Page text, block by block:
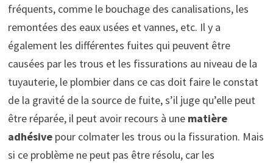
fréquents, comme le bouchage des canalisations, les
remontées des eaux usées et vannes, etc. Il y a
également les différentes fuites qui peuvent être
causées par les trous et les fissurations au niveau de la
tuyauterie, le plombier dans ce cas doit faire le constat
de la gravité de la source de fuite, s’il juge qu’elle peut
être réparée, il peut avoir recours à une matière
adhésivepour colmater les trous ou la fissuration. Mais
si ce problème ne peut pas être résolu, car les